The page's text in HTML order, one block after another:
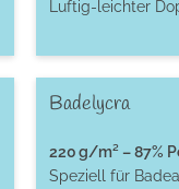
Luftig-leichter
Badelycra
220 g/m² – 87%
Speziell für